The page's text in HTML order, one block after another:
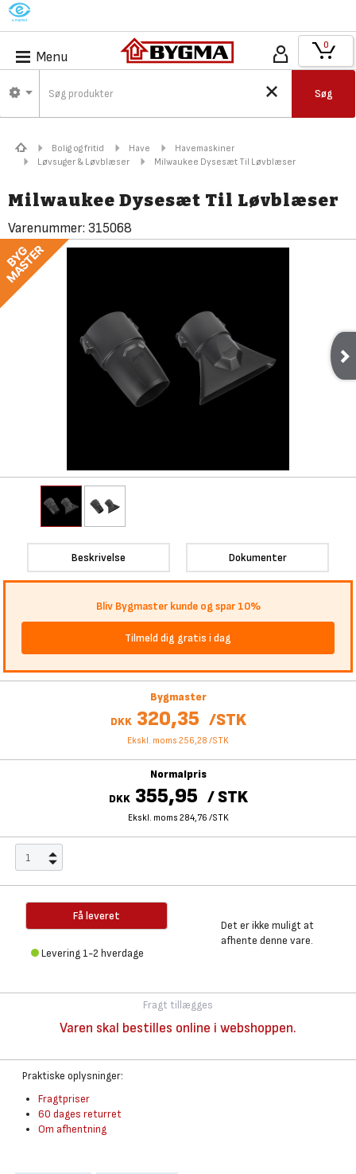
M
Menu
Søg
0
Bolig og fritid Have
Havemaskiner
Løvsuger & Løvblæser
Milwaukee Dysesæt Til Løvblæser
Milwaukee Dysesæt Til Løvblæser
Varenummer: 315068
Beskrivelse Dokumenter
Bliv Bygmaster kunde og spar 10%
Tilmeld dig gratis i dag
Bygmaster
DKK 320,35 /STK
Ekskl. moms 256,28 /STK
Normalpris
DKK 355,95 / STK
Ekskl. moms 284,76 /STK
Få leveret
Levering 1-2 hverdage
Det er ikke muligt at
afhente denne vare.
Fragt tillægges
Varen skal bestilles online i webshoppen.
Praktiske oplysninger:
Fragtpriser
60 dages returret
Om afhentning